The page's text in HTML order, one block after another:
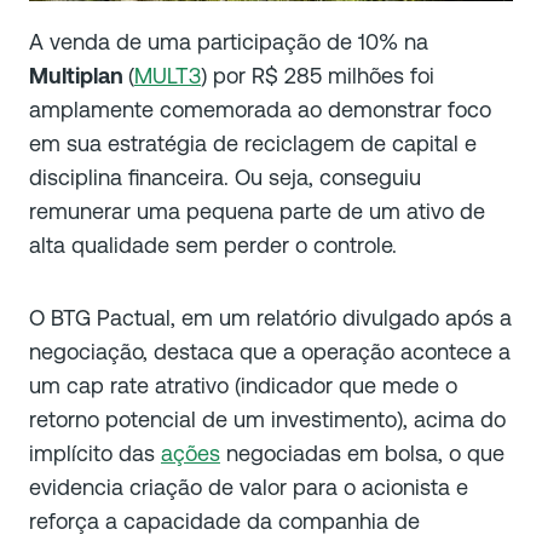
A venda de uma participação de 10% na
Multiplan (MULT3) por R$ 285 milhões foi
amplamente comemorada ao demonstrar foco
em sua estratégia de reciclagem de capital e
disciplina financeira. Ou seja, conseguiu
remunerar uma pequena parte de um ativo de
alta qualidade sem perder o controle.
O BTG Pactual, em um relatório divulgado após a
negociação, destaca que a operação acontece a
um cap rate atrativo (indicador que mede o
retorno potencial de um investimento), acima do
implícito das ações negociadas em bolsa, o que
evidencia criação de valor para o acionista e
reforça a capacidade da companhia de